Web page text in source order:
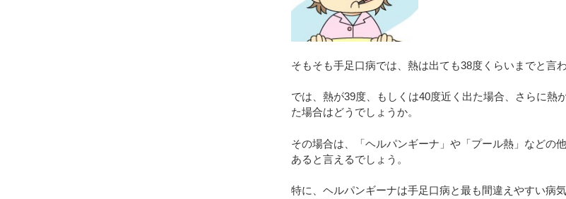
そもそも手足口病では、熱は出ても38度くらいまでと言
では、熱が39度、もしくは40度近く出た場合、さらに熱
た場合はどうでしょうか。
その場合は、「ヘルパンギーナ」や「プール熱」などの
あると言えるでしょう。
特に、ヘルパンギーナは手足口病と最も間違えやすい病